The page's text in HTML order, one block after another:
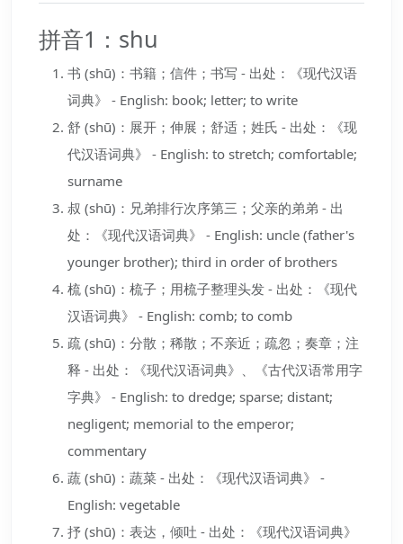
拼音1：shu
书 (shū)：书籍；信件；书写 - 出处：《现代汉语
词典》 - English: book; letter; to write
舒 (shū)：展开；伸展；舒适；姓氏 - 出处：《现
代汉语词典》 - English: to stretch; comfortable;
surname
叔 (shū)：兄弟排行次序第三；父亲的弟弟 - 出
处：《现代汉语词典》 - English: uncle (father's
younger brother); third in order of brothers
梳 (shū)：梳子；用梳子整理头发 - 出处：《现代
汉语词典》 - English: comb; to comb
疏 (shū)：分散；稀散；不亲近；疏忽；奏章；注
释 - 出处：《现代汉语词典》、《古代汉语常用字
字典》 - English: to dredge; sparse; distant;
negligent; memorial to the emperor;
commentary
蔬 (shū)：蔬菜 - 出处：《现代汉语词典》 -
English: vegetable
抒 (shū)：表达，倾吐 - 出处：《现代汉语词典》